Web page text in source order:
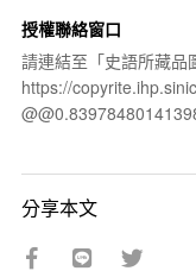
授權聯絡窗口
請連結至「史語所藏品
https://
分享本文